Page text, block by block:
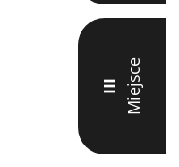
III Miejsce